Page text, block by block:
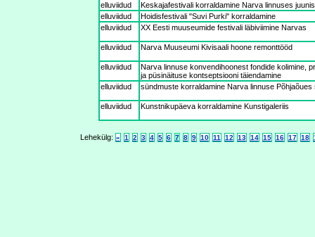
elluviidud
Keskajafestivali korraldamine Narva linnuses
elluviidud
Hoidisfestivali "Suvi Purki" korraldamine
elluviidud
XX Eesti muuseumide festivali läbiviimine Narvas
elluviidud Narva Muuseumi Kivisaali hoone remonttööd
elluviidud
Narva linnuse konvendihoonest fondide kolimine,
ja püsinäituse kontseptsiooni täiendamine
elluviidud
sündmuste korraldamine Narva linnuse Põhjaõues
elluviidud Kunstnikupäeva korraldamine Kunstigaleriis
Lehekülg: « 1 2 3 4 5 6 7 8 9 10 11 12 13 14 15 16 17 18